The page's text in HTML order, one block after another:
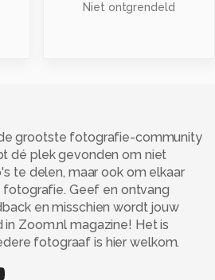
Niet ontgrendeld
grootste fotografie-community
dé plek gevonden om niet
te delen, maar ook om elkaar
Geef en ontvang
en misschien wordt jouw
Zoom.nl magazine! Het is
fotograaf is hier welkom.